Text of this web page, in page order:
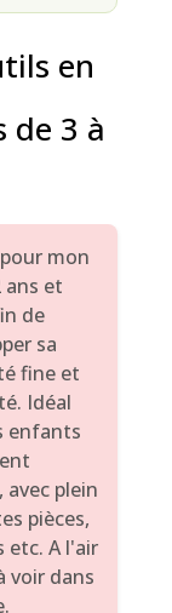
en
3 à
mon
ans et
de
sa
fine et
enfants
avec plein
pièces,
etc. A l'air
voir dans